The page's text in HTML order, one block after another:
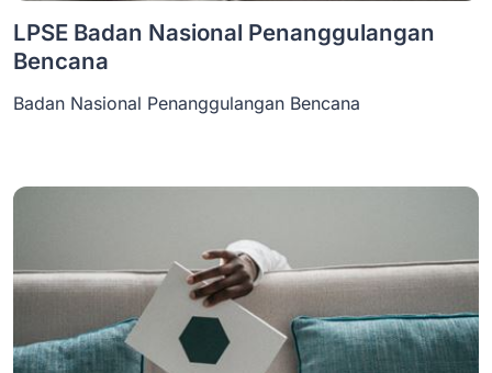
LPSE Badan Nasional Penanggulangan
Bencana
Badan Nasional Penanggulangan Bencana